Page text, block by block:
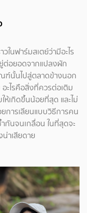
ในฟาร์มสเตย์ว่ามีอะไร
ต่อยอดจากแปลงผัก
ฑ์นั้นไปสู่ตลาดข้างนอก
อะไรคือสิ่งที่ควรต่อเติม
ห้เกิดขึ้นน้อยที่สุด และไม่
ารเลียนแบบวิธีการคน
กันจนเกลื่อน ในที่สุดจะ
าเสียดาย